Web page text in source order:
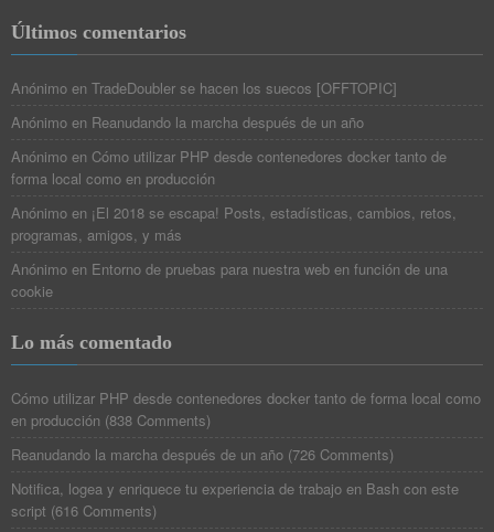
Últimos comentarios
Anónimo en TradeDoubler se hacen los suecos [OFFTOPIC]
Anónimo en Reanudando la marcha después de un año
Anónimo en Cómo utilizar PHP desde contenedores docker tanto de
forma local como en producción
Anónimo en ¡El 2018 se escapa! Posts, estadísticas, cambios, retos,
programas, amigos, y más
Anónimo en Entorno de pruebas para nuestra web en función de una
cookie
Lo más comentado
Cómo utilizar PHP desde contenedores docker tanto de forma local como
en producción (838 Comments)
Reanudando la marcha después de un año (726 Comments)
Notifica, logea y enriquece tu experiencia de trabajo en Bash con este
script (616 Comments)